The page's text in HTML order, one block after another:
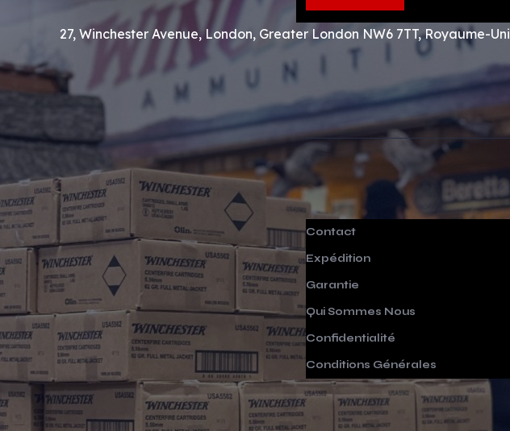
27, Winchester Avenue, London, Greater London NW6 7TT, Royaume-Uni
Contact
Expédition
Garantie
Qui Sommes Nous
Confidentialité
Conditions Générales